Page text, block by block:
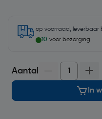
op voorraad, leverbaar
10 voor bezorging
Aantal
In